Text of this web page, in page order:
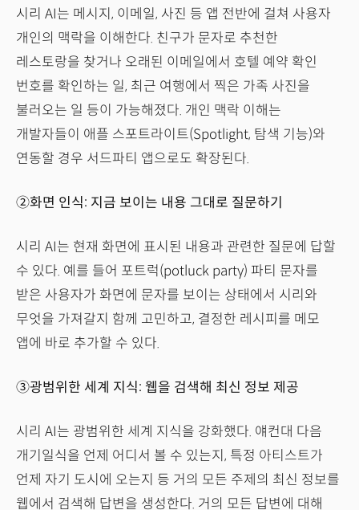
시리 AI는 메시지, 이메일, 사진 등 앱 전반에 걸쳐 사용자
개인의 맥락을 이해한다. 친구가 문자로 추천한
레스토랑을 찾거나 오래된 이메일에서 호텔 예약 확인
번호를 확인하는 일, 최근 여행에서 찍은 가족 사진을
불러오는 일 등이 가능해졌다. 개인 맥락 이해는
개발자들이 애플 스포트라이트(Spotlight, 탐색 기능)와
연동할 경우 서드파티 앱으로도 확장된다.
②화면 인식: 지금 보이는 내용 그대로 질문하기
시리 AI는 현재 화면에 표시된 내용과 관련한 질문에 답할
수 있다. 예를 들어 포트럭(potluck party) 파티 문자를
받은 사용자가 화면에 문자를 보이는 상태에서 시리와
무엇을 가져갈지 함께 고민하고, 결정한 레시피를 메모
앱에 바로 추가할 수 있다.
③광범위한 세계 지식: 웹을 검색해 최신 정보 제공
시리 AI는 광범위한 세계 지식을 강화했다. 얘컨대 다음
개기일식을 언제 어디서 볼 수 있는지, 특정 아티스트가
언제 자기 도시에 오는지 등 거의 모든 주제의 최신 정보를
웹에서 검색해 답변을 생성한다. 거의 모든 답변에 대해